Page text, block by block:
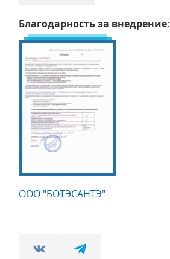
Благодарность за внедрение:
ООО "БОТЭСАНТЭ"